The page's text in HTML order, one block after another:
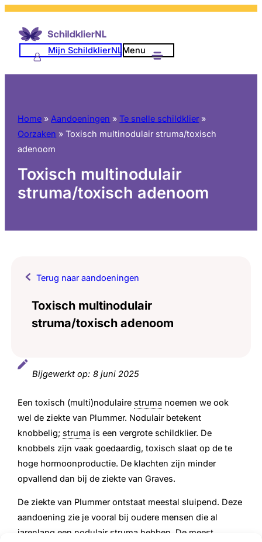
Mijn SchildklierNLMenu
Home »Aandoeningen » Te snelle schildklier »
Oorzaken »Toxisch multinodulair struma/toxisch
adenoom
Toxisch multinodulair
struma/toxisch adenoom
Bijgewerkt op: 8 juni 2025
Een toxisch (multi)nodulaire struma noemen we ook
wel de ziekte van Plummer. Nodulair betekent
knobbelig; struma is een vergrote schildklier. De
knobbels zijn vaak goedaardig, toxisch slaat op de te
hoge hormoonproductie. De klachten zijn minder
opvallend dan bij de ziekte van Graves.
De ziekte van Plummer ontstaat meestal sluipend. Deze
aandoening zie je vooral bij oudere mensen die al
jarenlang een nodulair struma hebben. De meest
Terug naar aandoeningen
Toxisch multinodulair
struma/toxisch adenoom